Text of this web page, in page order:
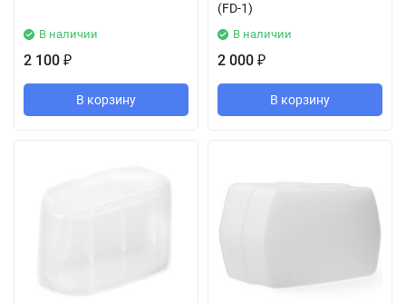
В наличии
2 100 ₽
В корзину
(FD-1)
В наличии
2 000 ₽
В корзину